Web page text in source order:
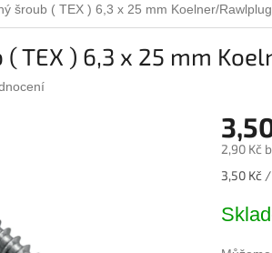
šroub ( TEX ) 6,3 x 25 mm Koelner/Rawlplug
TEX ) 6,3 x 25 mm
2,90 Kč
Měrná
3,50 Kč /